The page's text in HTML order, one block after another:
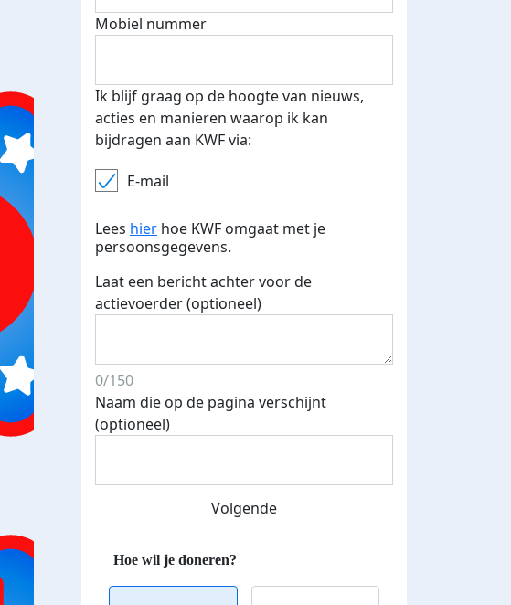
E-mails verstuurd
je je speciale KWF t-shirt!
Mobiel nummer
Ik blijf graag op de hoogte van nieuws,
acties en manieren waarop ik kan
bijdragen aan KWF via:
E-mail
Lees hier hoe KWF omgaat met je
persoonsgegevens.
Laat een bericht achter voor de
actievoerder (optioneel)
0/150
Naam die op de pagina verschijnt
(optioneel)
Volgende